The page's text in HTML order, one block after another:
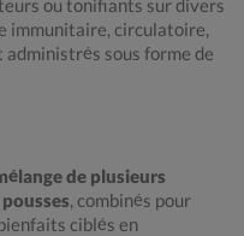
ou tonifiants sur divers
immunitaire, circulatoire,
sous forme de
de plusieurs
, combinés pour
ciblés en